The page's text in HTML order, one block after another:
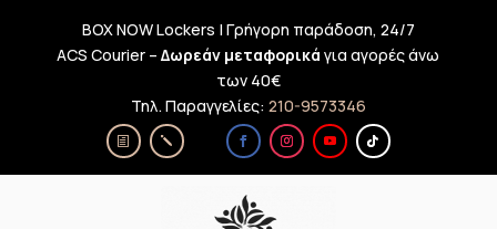
BOX NOW Lockers | Γρήγορη παράδοση, 24/7
ACS Courier –Δωρεάν μεταφορικά για αγορές άνω
των 40€
Τηλ. Παραγγελίες: 210-9573346